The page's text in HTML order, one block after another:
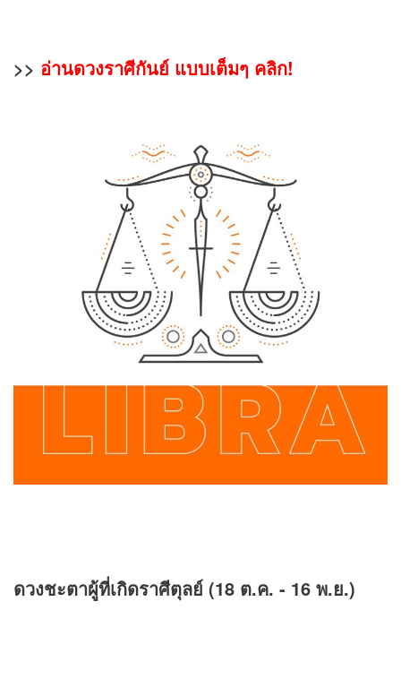
>> อ่านดวงราศีกันย์ แบบเต็มๆ คลิก!
ดวงชะตาผู้ที่เกิดราศีตุลย์ (18 ต.ค. - 16 พ.ย.)